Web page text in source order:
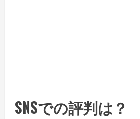
SNSでの評判は？